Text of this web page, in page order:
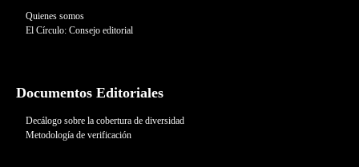
Quienes somos
El Círculo: Consejo editorial
Documentos Editoriales
Decálogo sobre la cobertura de diversidad
Metodología de verificación